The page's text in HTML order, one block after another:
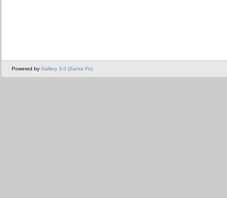
Powered by Gallery 3.0 (Santa Fe)